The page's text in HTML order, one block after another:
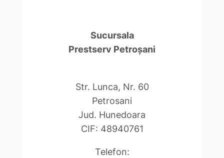
Sucursala
Prestserv Petroşani
Str. Lunca, Nr. 60
Petrosani
Jud. Hunedoara
CIF: 48940761
Telefon: